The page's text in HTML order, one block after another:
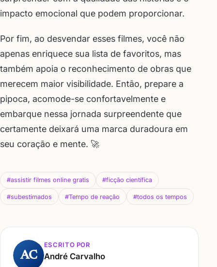
impacto emocional que podem proporcionar.
Por fim, ao desvendar esses filmes, você não
apenas enriquece sua lista de favoritos, mas
também apoia o reconhecimento de obras que
merecem maior visibilidade. Então, prepare a
pipoca, acomode-se confortavelmente e
embarque nessa jornada surpreendente que
certamente deixará uma marca duradoura em
seu coração e mente. 🚀
#assistir filmes online gratis #ficção científica
#subestimados #Tempo de reação #todos os tempos
AC
ESCRITO POR
André Carvalho